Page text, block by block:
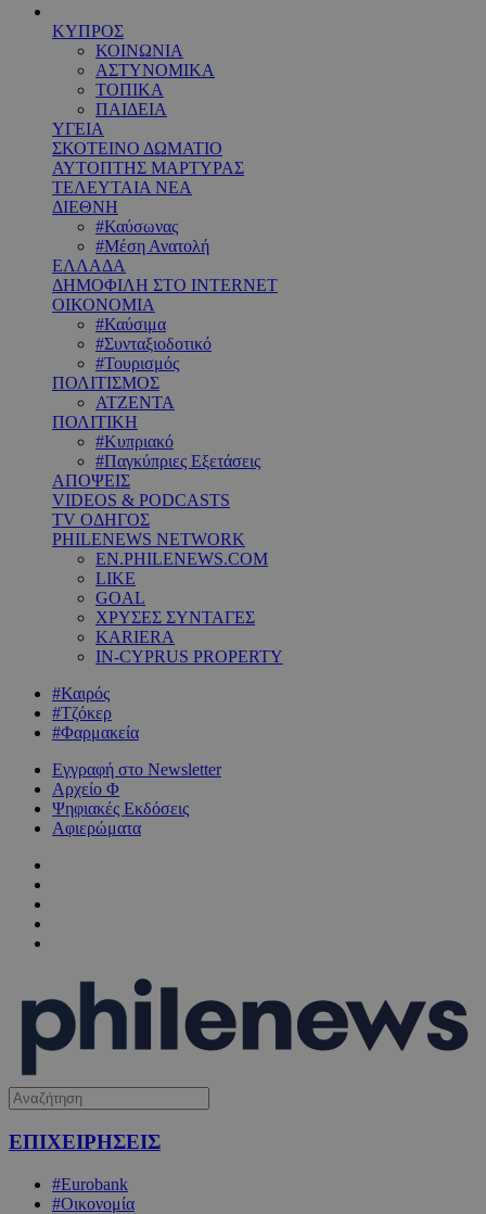
ΚΥΠΡΟΣ
ΚΟΙΝΩΝΙΑ
ΑΣΤΥΝΟΜΙΚΑ
ΤΟΠΙΚΑ
ΠΑΙΔΕΙΑ
ΥΓΕΙΑ
ΣΚΟΤΕΙΝΟ ΔΩΜΑΤΙΟ
ΑΥΤΟΠΤΗΣ ΜΑΡΤΥΡΑΣ
ΤΕΛΕΥΤΑΙΑ ΝΕΑ
ΔΙΕΘΝΗ
#Καύσωνας
#Μέση Ανατολή
ΕΛΛΑΔΑ
ΔΗΜΟΦΙΛΗ ΣΤΟ INTERNET
ΟΙΚΟΝΟΜΙΑ
#Καύσιμα
#Συνταξιοδοτικό
#Τουρισμός
ΠΟΛΙΤΙΣΜΟΣ
ΑΤΖΕΝΤΑ
ΠΟΛΙΤΙΚΗ
#Κυπριακό
#Παγκύπριες Εξετάσεις
ΑΠΟΨΕΙΣ
VIDEOS & PODCASTS
TV ΟΔΗΓΟΣ
PHILENEWS NETWORK
EN.PHILENEWS.COM
LIKE
GOAL
ΧΡΥΣΕΣ ΣΥΝΤΑΓΕΣ
KARIERA
IN-CYPRUS PROPERTY
#Καιρός
#Τζόκερ
#Φαρμακεία
Εγγραφή στο Newsletter
Αρχείο Φ
Ψηφιακές Εκδόσεις
Αφιερώματα
ΕΠΙΧΕΙΡΗΣΕΙΣ
#Eurobank
#Οικονομία